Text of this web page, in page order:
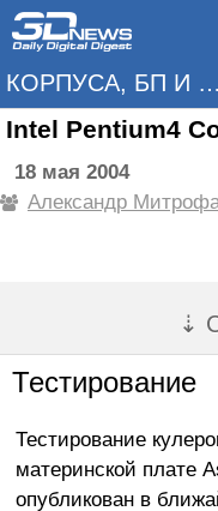
КОРПУСА, БП И ОХЛАЖДЕНИЕ
Intel Pentium4
18 мая 2004
Александр
⇣
Тестирование
Тестирование
материнской плате
опубликован в